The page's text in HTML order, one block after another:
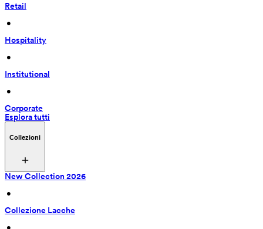
Retail
•
Hospitality
•
Institutional
•
Corporate
Esplora tutti
Collezioni
New Collection 2026
•
Collezione Lacche
•